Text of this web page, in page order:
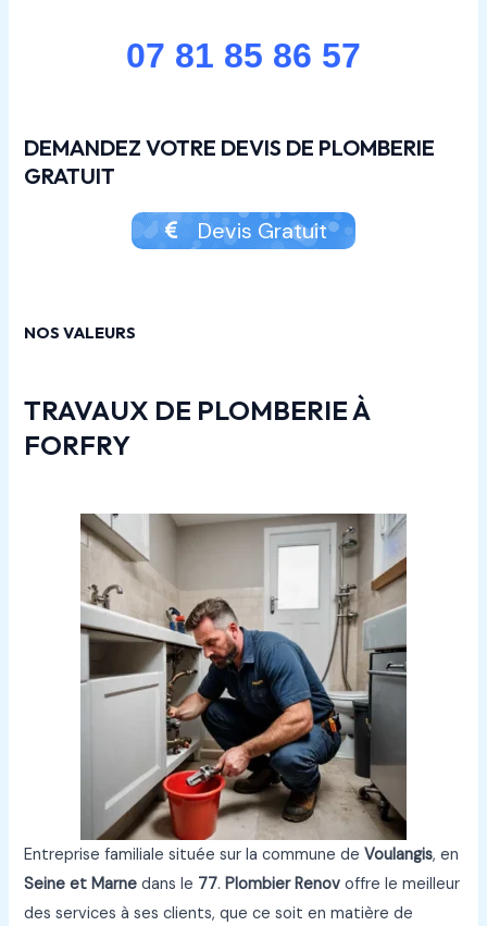
07 81 85 86 57
DEMANDEZ VOTRE DEVIS DE PLOMBERIE
GRATUIT
Devis Gratuit
NOS VALEURS
TRAVAUX DE PLOMBERIE À
FORFRY
Entreprise familiale située sur la commune deVoulangis, en
Seine et Marnedans le 77.Plombier Renov offre le meilleur
des services à ses clients, que ce soit en matière de